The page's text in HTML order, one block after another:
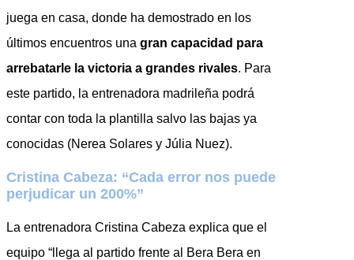
juega en casa, donde ha demostrado en los
últimos encuentros una gran capacidad para
arrebatarle la victoria a grandes rivales. Para
este partido, la entrenadora madrileña podrá
contar con toda la plantilla salvo las bajas ya
conocidas (Nerea Solares y Júlia Nuez).
Cristina Cabeza: “Cada error nos puede
perjudicar un 200%”
La entrenadora Cristina Cabeza explica que el
equipo “llega al partido frente al Bera Bera en